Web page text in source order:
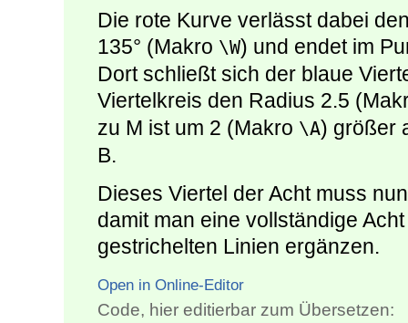
Die rote Kurve verlässt dabei
135° (Makro \W) und endet im
Dort schließt sich der blaue
Viertelkreis den Radius 2.5
zu M ist um 2 (Makro \A) größer
B.
Dieses Viertel der Acht muss
damit man eine vollständige
gestrichelten Linien ergänzen.
Open in Online-Editor
Code, hier editierbar zum Übersetzen: